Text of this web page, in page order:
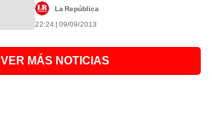
La República
22:24 | 09/09/2013
VER MÁS NOTICIAS